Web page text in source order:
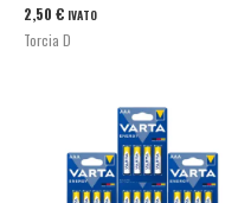
2,50 € IVATO
Torcia D